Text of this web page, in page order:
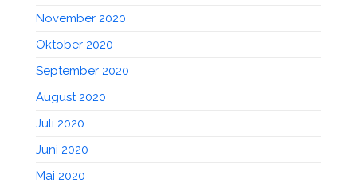
November 2020
Oktober 2020
September 2020
August 2020
Juli 2020
Juni 2020
Mai 2020